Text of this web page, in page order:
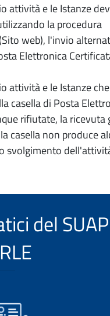
attività e le Istanze
la procedura
web), l'invio
Elettronica
attività e le Istanze che
casella di Posta
rifiutate, la ricevuta
casella non produce
svolgimento
del